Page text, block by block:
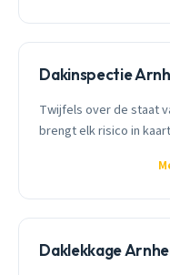
Dakinspectie
Twijfels over de staat
brengt elk risico in
Daklekkage